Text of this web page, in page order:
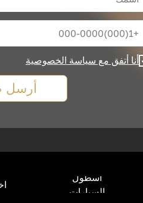
أنا أتفق مع سياسة الخصوصية
أرسل
أسطول
السيارات